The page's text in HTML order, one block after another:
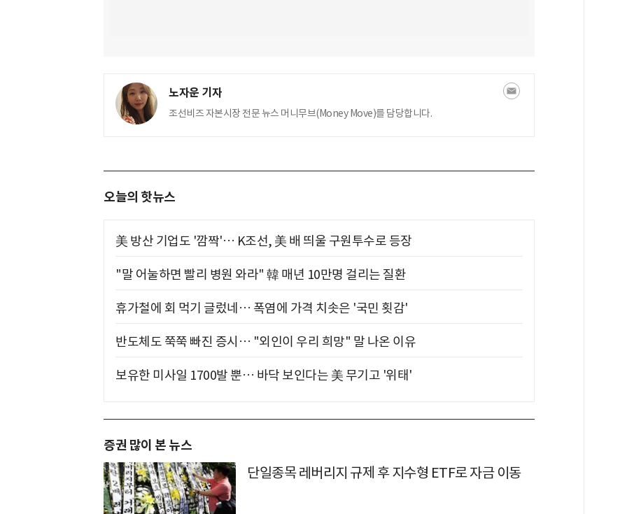
노자운 기자
조선비즈 자본시장 전문 뉴스 머니무브(Money Move)를 담당합니다.
오늘의 핫뉴스
美 방산 기업도 '깜짝'… K조선, 美 배 띄울 구원투수로 등장
"말 어눌하면 빨리 병원 와라" 韓 매년 10만명 걸리는 질환
휴가철에 회 먹기 글렀네… 폭염에 가격 치솟은 '국민 횟감'
반도체도 쭉쭉 빠진 증시… "외인이 우리 희망" 말 나온 이유
보유한 미사일 1700발 뿐… 바닥 보인다는 美 무기고 '위태'
증권 많이 본 뉴스
단일종목 레버리지 규제 후 지수형 ETF로 자금 이동